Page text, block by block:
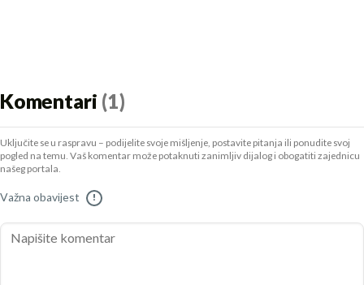
Komentari (1)
Uključite se u raspravu – podijelite svoje mišljenje, postavite pitanja ili ponudite svoj
pogled na temu. Vaš komentar može potaknuti zanimljiv dijalog i obogatiti zajednicu
našeg portala.
Važna obavijest !